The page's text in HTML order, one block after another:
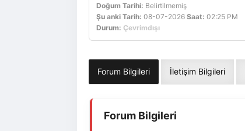
Doğum Tarihi: Belirtilmemiş
Şu anki Tarih: 08-07-2026 Saat: 02:25 PM
Durum: Çevrimdışı
Forum Bilgileri İletişim Bilgileri
Forum Bilgileri